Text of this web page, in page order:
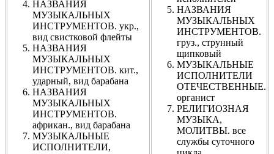
НАЗВАНИЯ
МУЗЫКАЛЬНЫХ
ИНСТРУМЕНТОВ. укр.,
вид свистковой флейты
НАЗВАНИЯ
МУЗЫКАЛЬНЫХ
ИНСТРУМЕНТОВ. кит.,
ударный, вид барабана
НАЗВАНИЯ
МУЗЫКАЛЬНЫХ
ИНСТРУМЕНТОВ.
африкан., вид барабана
МУЗЫКАЛЬНЫЕ
ИСПОЛНИТЕЛИ,
НАЗВАНИЯ
МУЗЫКАЛЬНЫХ
ИНСТРУМЕНТОВ.
груз., струнный
щипковый
МУЗЫКАЛЬНЫЕ
ИСПОЛНИТЕЛИ
ОТЕЧЕСТВЕННЫЕ.
органист
РЕЛИГИОЗНАЯ
МУЗЫКА,
МОЛИТВЫ. все
службы суточного